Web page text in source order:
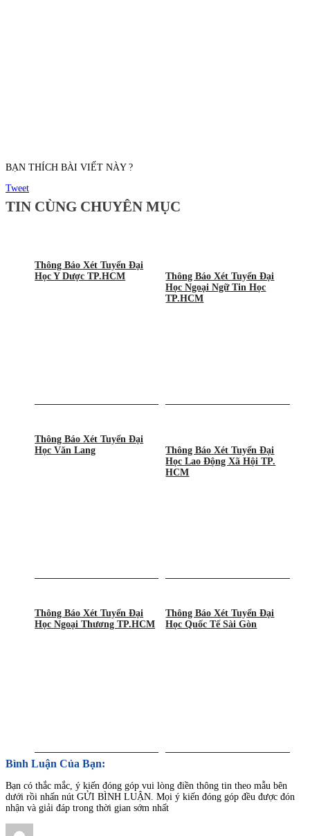
BẠN THÍCH BÀI VIẾT NÀY ?
Tweet
TIN CÙNG CHUYÊN MỤC
Thông Báo Xét Tuyển Đại
Học Y Dược TP.HCM
Thông Báo Xét Tuyển Đại
Học Ngoại Ngữ Tin Học
TP.HCM
Thông Báo Xét Tuyển Đại
Học Văn Lang
Thông Báo Xét Tuyển Đại
Học Lao Động Xã Hội TP.
HCM
Thông Báo Xét Tuyển Đại
Học Ngoại Thương TP.HCM
Thông Báo Xét Tuyển Đại
Học Quốc Tế Sài Gòn
Bình Luận Của Bạn:
Bạn có thắc mắc, ý kiến đóng góp vui lòng điền thông tin theo mẫu bên
dưới rồi nhấn nút GỬI BÌNH LUẬN. Mọi ý kiến đóng góp đều được đón
nhận và giải đáp trong thời gian sớm nhất